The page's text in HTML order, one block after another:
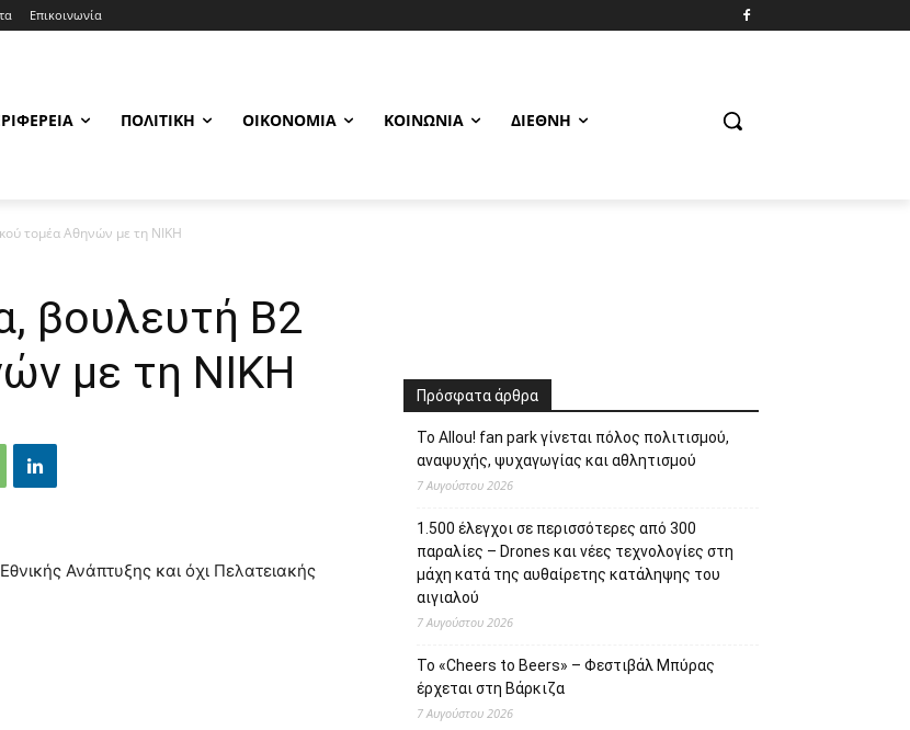
Επικοινωνία
ΠΟΛΙΤΙΚΉ ΟΙΚΟΝΟΜΊΑ ΚΟΙΝΩΝΊΑ ΔΙΕΘΝΉ
τομέα Αθηνών με τη ΝΙΚΗ
βουλευτή Β2
με τη ΝΙΚΗ
Ανάπτυξης και όχι Πελατειακής
Πρόσφατα άρθρα
Το Allou! fan park γίνεται πόλος πολιτισμού,
αναψυχής, ψυχαγωγίας και αθλητισμού
7 Αυγούστου 2026
1.500 έλεγχοι σε περισσότερες από 300
παραλίες – Drones και νέες τεχνολογίες στη
μάχη κατά της αυθαίρετης κατάληψης του
αιγιαλού
7 Αυγούστου 2026
Το «Cheers to Beers» – Φεστιβάλ Μπύρας
έρχεται στη Βάρκιζα
7 Αυγούστου 2026